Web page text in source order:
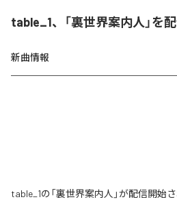
table_1、「裏世界案内人」を
新曲情報
table_1の「裏世界案内人」が配信開始